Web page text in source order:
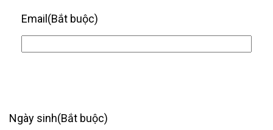
Email (Bắt buộc)
Ngày sinh(Bắt buộc)